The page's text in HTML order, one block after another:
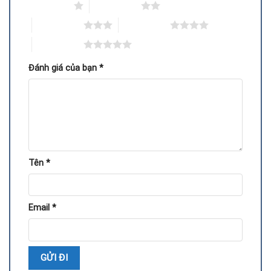
định chính xác lỗi.
Đánh giá của bạn *
Tên *
Email *